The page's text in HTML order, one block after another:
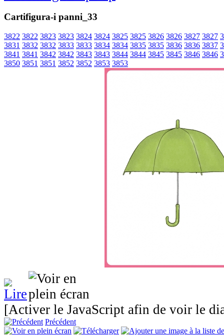
Cartifigura-i panni_33
3822 3822 3823 3823 3824 3824 3825 3825 3826 3826 3827 3827
3831 3832 3832 3833 3833 3834 3834 3835 3835 3836 3836 3837
3841 3841 3842 3842 3843 3843 3844 3844 3845 3845 3846 3846
3850 3851 3851 3852 3852 3853 3853
[Activer le JavaScript afin de voir le
Précédent